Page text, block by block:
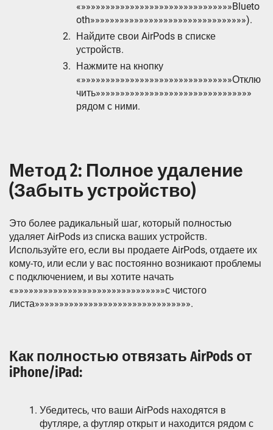
«»»»»»»»»»»»»»»»»»»»»»»»»»»»»»»»Blueto
oth»»»»»»»»»»»»»»»»»»»»»»»»»»»»»»»»).
Найдите свои AirPods в списке
устройств.
Нажмите на кнопку
«»»»»»»»»»»»»»»»»»»»»»»»»»»»»»»»Отклю
чить»»»»»»»»»»»»»»»»»»»»»»»»»»»»»»»»
рядом с ними.
Метод 2: Полное удаление
(Забыть устройство)
Это более радикальный шаг, который полностью
удаляет AirPods из списка ваших устройств.
Используйте его, если вы продаете AirPods, отдаете их
кому-то, или если у вас постоянно возникают проблемы
с подключением, и вы хотите начать
«»»»»»»»»»»»»»»»»»»»»»»»»»»»»»»»с чистого
листа»»»»»»»»»»»»»»»»»»»»»»»»»»»»»»»».
Как полностью отвязать AirPods от
iPhone/iPad:
Убедитесь, что ваши AirPods находятся в
футляре, а футляр открыт и находится рядом с